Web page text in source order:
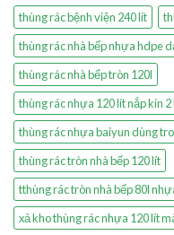
thùng rác bệnh viện 240 lít
thùng rác nhà bếp nhựa hdpe
thùng rác nhà bếp tròn 120l
thùng rác nhựa 120 lít nắp kín
thùng rác nhựa baiyun dùng
thùng rác tròn nhà bếp 120 lít
tthùng rác tròn nhà bếp 80l
xả kho thùng rác nhựa 120 lít